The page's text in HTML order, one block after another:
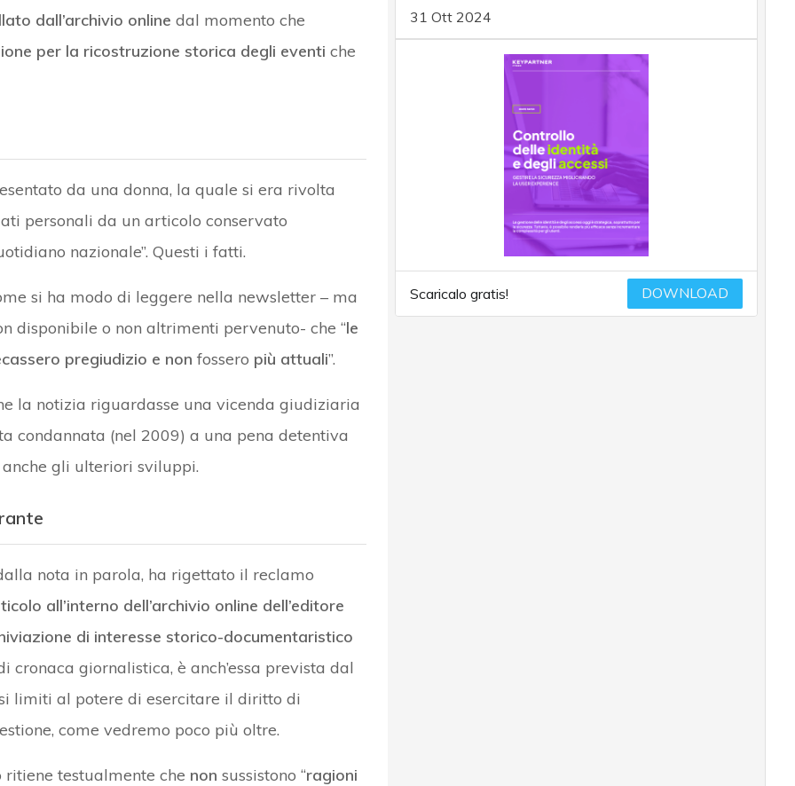
dall’archivio online dal momento che
per la ricostruzione storica degli eventi che
da una donna, la quale si era rivolta
personali da un articolo conservato
nazionale”. Questi i fatti.
si ha modo di leggere nella newsletter – ma
disponibile o non altrimenti pervenuto- che “le
pregiudizio e non fossero più attuali”.
la notizia riguardasse una vicenda giudiziaria
condannata (nel 2009) a una pena detentiva
gli ulteriori sviluppi.
nota in parola, ha rigettato il reclamo
all’interno dell’archivio online dell’editore
di interesse storico-documentaristico
giornalistica, è anch’essa prevista dal
limiti al potere di esercitare il diritto di
come vedremo poco più oltre.
ritiene testualmente che non sussistono “ragioni
31 Ott 2024
Scaricalo gratis! DOWNLOAD